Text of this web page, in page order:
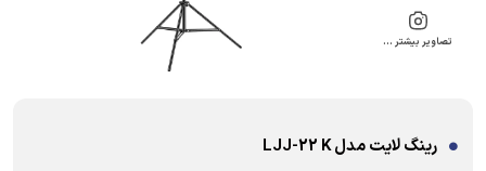
تصاویر بیشتر …
رینگ لایت مدل LJJ-22 K